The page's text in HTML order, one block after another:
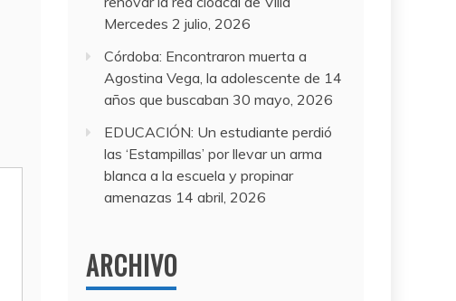
Mercedes 2 julio, 2026
Córdoba: Encontraron muerta a
Agostina Vega, la adolescente de 14
años que buscaban 30 mayo, 2026
EDUCACIÓN: Un estudiante perdió
las ‘Estampillas’ por llevar un arma
blanca a la escuela y propinar
amenazas 14 abril, 2026
ARCHIVO